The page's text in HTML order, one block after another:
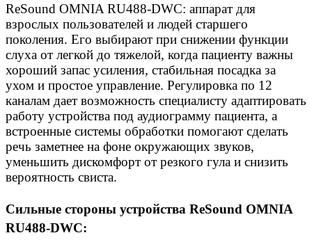
ReSound OMNIA RU488-DWC: аппарат для
взрослых пользователей и людей старшего
поколения. Его выбирают при снижении функции
слуха от легкой до тяжелой, когда пациенту важны
хороший запас усиления, стабильная посадка за
ухом и простое управление. Регулировка по 12
каналам дает возможность специалисту адаптировать
работу устройства под аудиограмму пациента, а
встроенные системы обработки помогают сделать
речь заметнее на фоне окружающих звуков,
уменьшить дискомфорт от резкого гула и снизить
вероятность свиста.
Сильные стороны устройства ReSound OMNIA
RU488-DWC: